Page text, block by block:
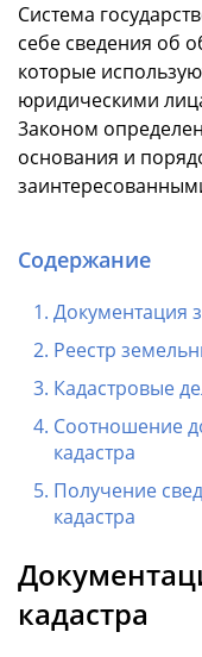
Система
себе сведения об
которые
юридическими
3аконом
основания и
Содержание
Документация
Реестр
Кадастровые
Соотношение
кадастра
Получение
кадастра
кадастра